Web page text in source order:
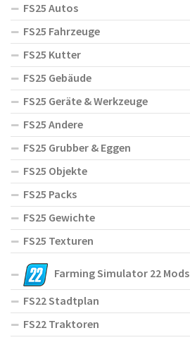
FS25 Autos
FS25 Fahrzeuge
FS25 Kutter
FS25 Gebäude
FS25 Geräte & Werkzeuge
FS25 Andere
FS25 Grubber & Eggen
FS25 Objekte
FS25 Packs
FS25 Gewichte
FS25 Texturen
Farming Simulator 22 Mods
FS22 Stadtplan
FS22 Traktoren